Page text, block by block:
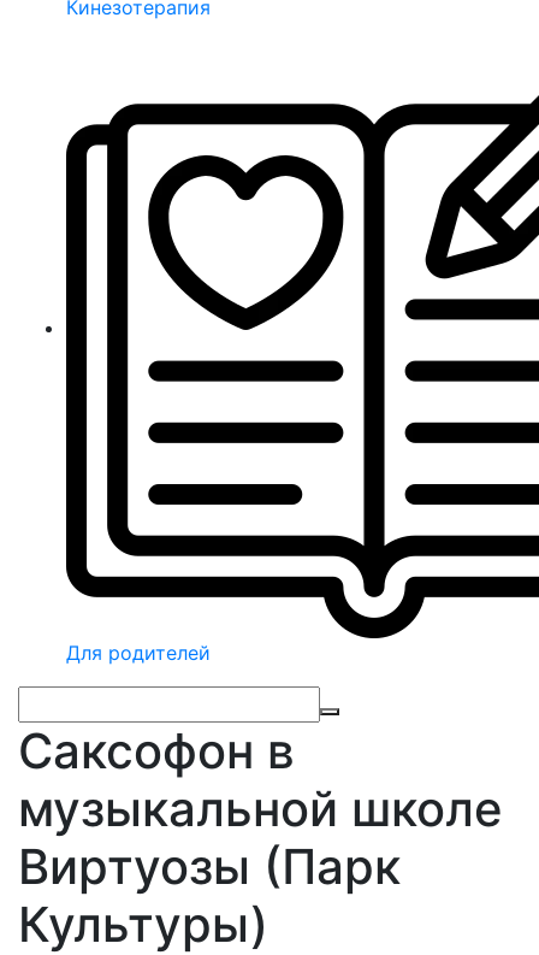
Кинезотерапия
Для родителей
Саксофон в
музыкальной школе
Виртуозы (Парк
Культуры)